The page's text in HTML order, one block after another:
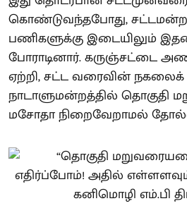
கொண்டுவந்தபோது,
பணிகளுக்கு இடையிலும்
போராடினார். கருஞ்சட்டை
ஏற்றி, சட்ட வரைவின்
நாடாளுமன்றத்தில் தொகுதி
மசோதா நிறைவேறாமல்